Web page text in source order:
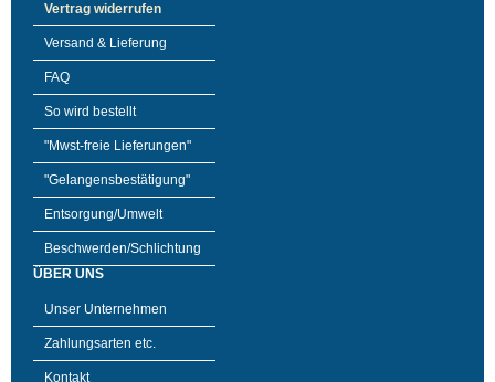
Vertrag widerrufen
Versand & Lieferung
FAQ
So wird bestellt
"Mwst-freie Lieferungen"
"Gelangensbestätigung"
Entsorgung/Umwelt
Beschwerden/Schlichtung
ÜBER UNS
Unser Unternehmen
Zahlungsarten etc.
Kontakt